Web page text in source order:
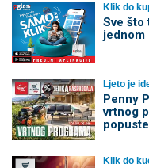
Klik do
Sve što
jednom
Ljeto je
Penny
vrtnog
Klik do